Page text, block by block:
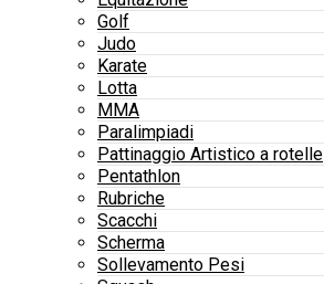
Golf
Judo
Karate
Lotta
MMA
Paralimpiadi
Pattinaggio Artistico a rotelle
Pentathlon
Rubriche
Scacchi
Scherma
Sollevamento Pesi